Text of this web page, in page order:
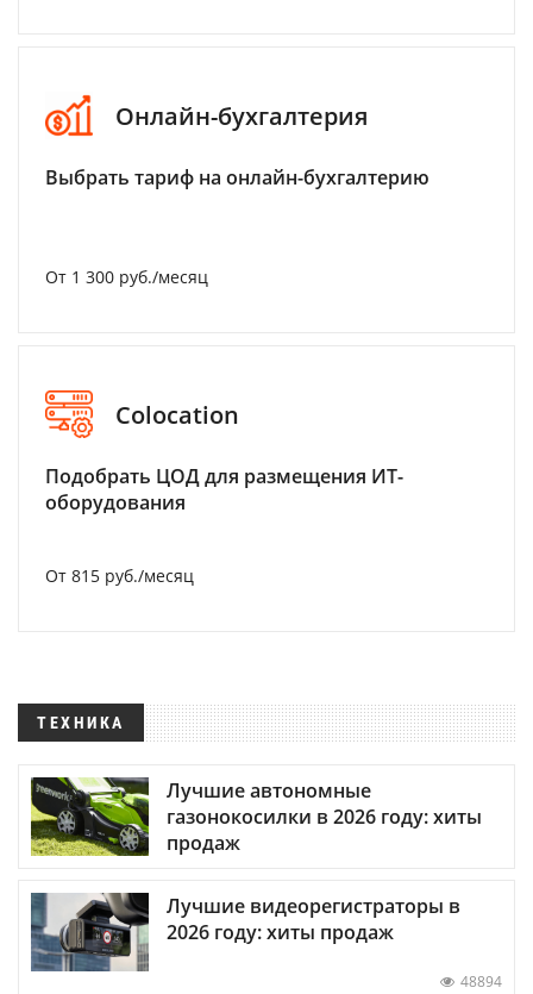
Онлайн-бухгалтерия
Выбрать тариф на онлайн-бухгалтерию
От 1 300 руб./месяц
Colocation
Подобрать ЦОД для размещения ИТ-
оборудования
От 815 руб./месяц
ТЕХНИКА
Лучшие автономные
газонокосилки в 2026 году: хиты
продаж
Лучшие видеорегистраторы в
2026 году: хиты продаж
48894